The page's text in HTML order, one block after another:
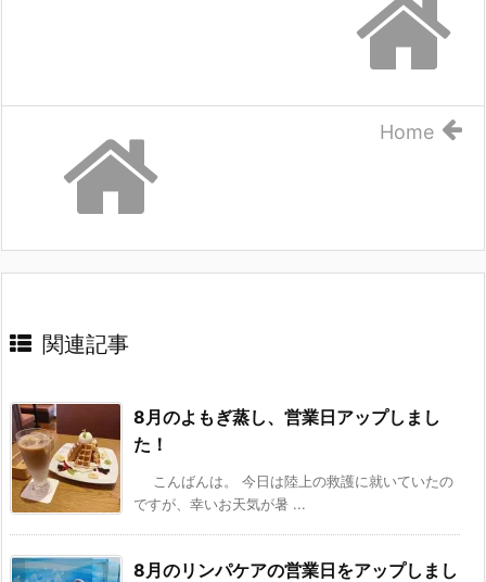
Home
関連記事
8月のよもぎ蒸し、営業日アップしまし
た！
こんばんは。 今日は陸上の救護に就いていたの
ですが、幸いお天気が暑 ...
8月のリンパケアの営業日をアップしまし